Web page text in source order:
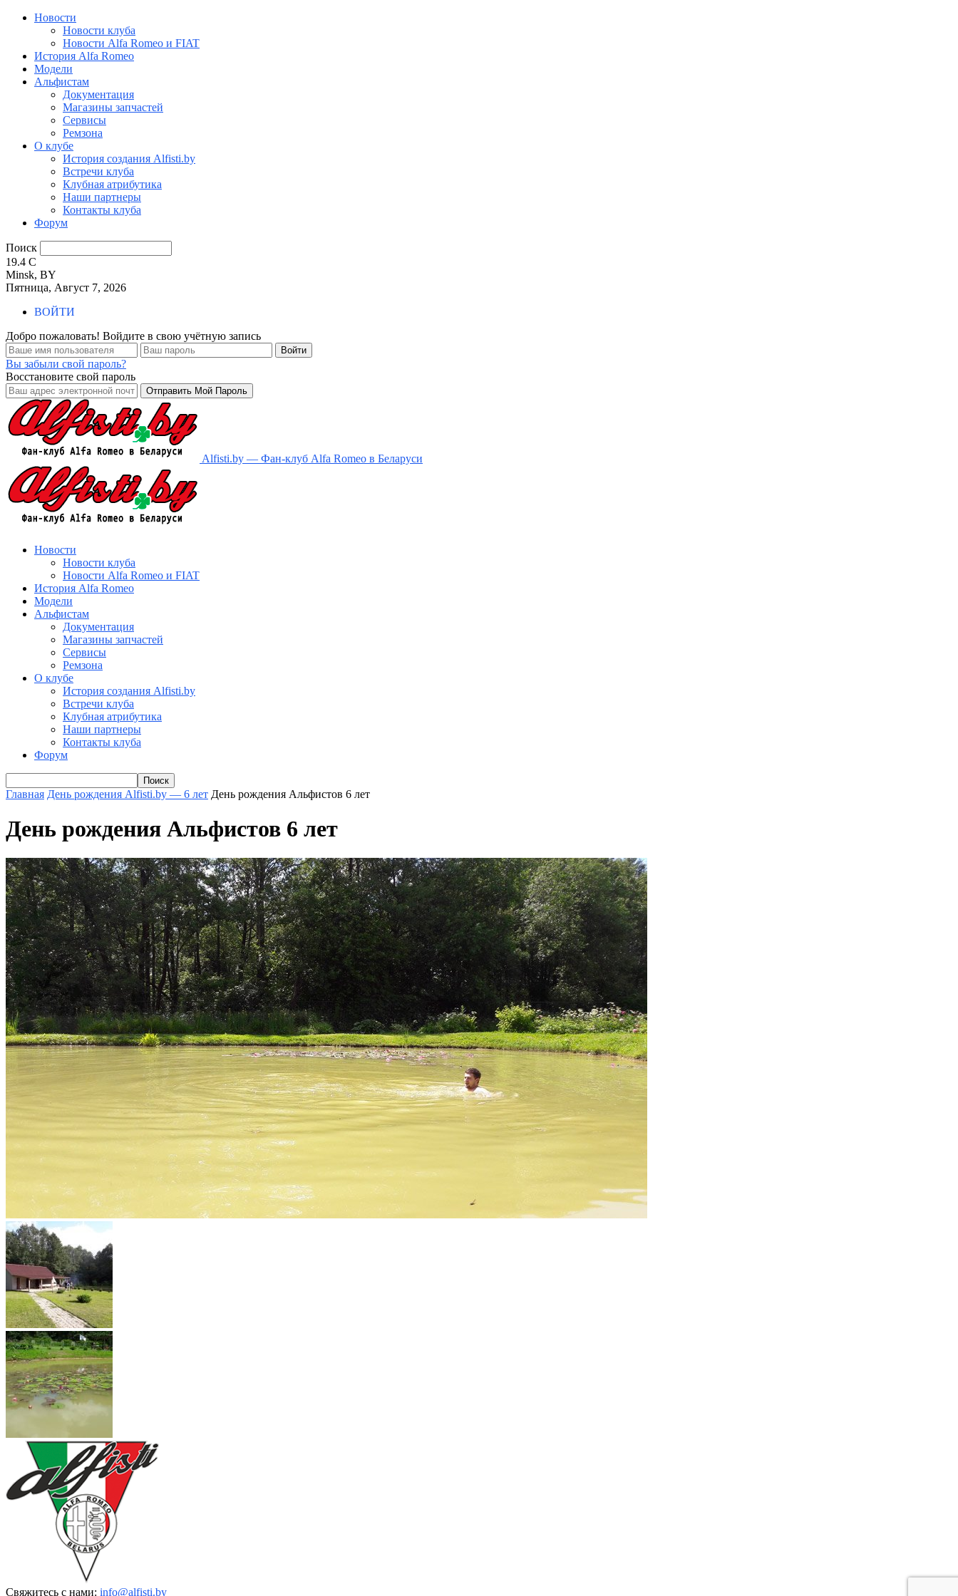
Новости
Новости клуба
Новости Alfa Romeo и FIAT
История Alfa Romeo
Модели
Альфистам
Документация
Магазины запчастей
Сервисы
Ремзона
О клубе
История создания Alfisti.by
Встречи клуба
Клубная атрибутика
Наши партнеры
Контакты клуба
Форум
Поиск
19.4 C
Minsk, BY
Пятница, Август 7, 2026
ВОЙТИ
Добро пожаловать! Войдите в свою учётную запись
Вы забыли свой пароль?
Восстановите свой пароль
Alfisti.by — Фан-клуб Alfa Romeo в Беларуси
Новости
Новости клуба
Новости Alfa Romeo и FIAT
История Alfa Romeo
Модели
Альфистам
Документация
Магазины запчастей
Сервисы
Ремзона
О клубе
История создания Alfisti.by
Встречи клуба
Клубная атрибутика
Наши партнеры
Контакты клуба
Форум
Главная День рождения Alfisti.by — 6 лет День рождения Альфистов 6 лет
День рождения Альфистов 6 лет
Свяжитесь с нами: info@alfisti.by